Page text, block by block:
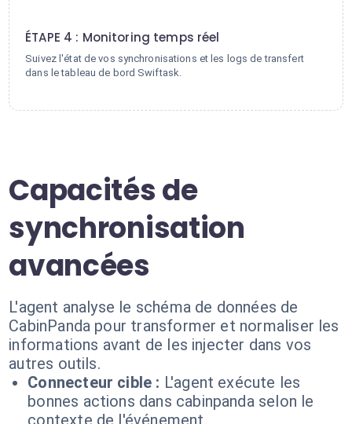
ÉTAPE 4 : Monitoring temps réel
Suivez l'état de vos synchronisations et les logs de transfert
dans le tableau de bord Swiftask.
Capacités de
synchronisation
avancées
L'agent analyse le schéma de données de
CabinPanda pour transformer et normaliser les
informations avant de les injecter dans vos
autres outils.
Connecteur cible : L'agent exécute les
bonnes actions dans cabinpanda selon le
contexte de l'événement.